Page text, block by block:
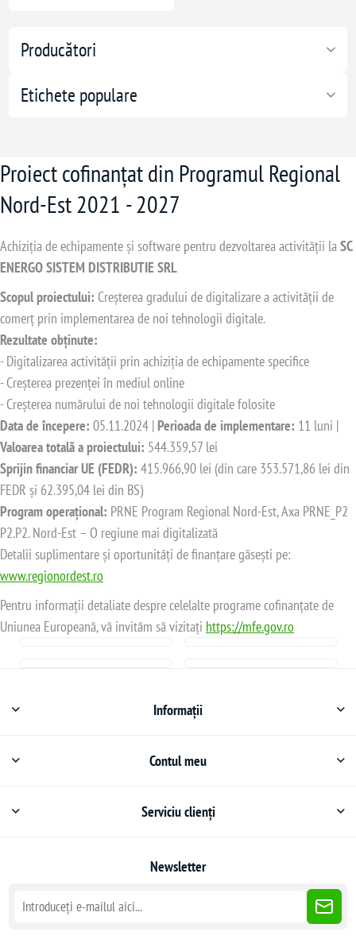
Producători
Etichete populare
Proiect cofinanțat din Programul Regional
Nord-Est 2021 - 2027
Achiziția de echipamente și software pentru dezvoltarea activității laSC
ENERGO SISTEM DISTRIBUTIE SRL
Scopul proiectului: Creșterea gradului de digitalizare a activității de
comerț prin implementarea de noi tehnologii digitale.
Rezultate obținute:
- Digitalizarea activității prin achiziția de echipamente specifice
- Creșterea prezenței în mediul online
- Creșterea numărului de noi tehnologii digitale folosite
Data de începere: 05.11.2024 | Perioada de implementare: 11 luni |
Valoarea totală a proiectului: 544.359,57 lei
Sprijin financiar UE (FEDR): 415.966,90 lei (din care 353.571,86 lei din
FEDR și 62.395,04 lei din BS)
Program operațional: PRNE Program Regional Nord-Est, Axa PRNE_P2
P2.P2. Nord-Est – O regiune mai digitalizată
Detalii suplimentare și oportunități de finanțare găsești pe:
www.regionordest.ro
Pentru informații detaliate despre celelalte programe cofinanțate de
Uniunea Europeană, vă invităm să vizitați https://mfe.gov.ro
Informații
Contul meu
Serviciu clienți
Newsletter